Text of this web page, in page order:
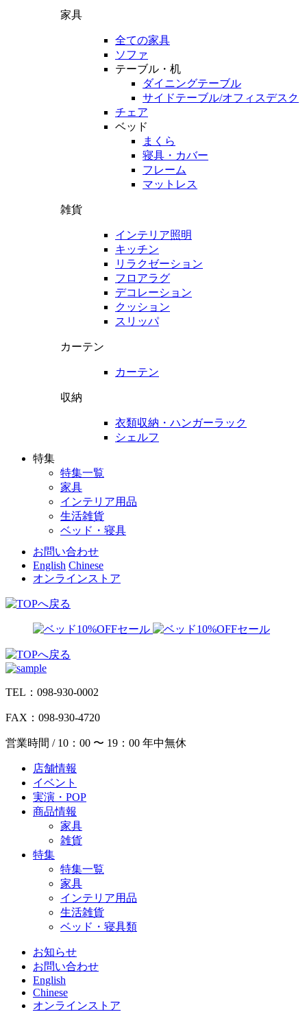
家具
全ての家具
ソファ
テーブル・机
ダイニングテーブル
サイドテーブル/オフィスデスク
チェア
ベッド
まくら
寝具・カバー
フレーム
マットレス
雑貨
インテリア照明
キッチン
リラクゼーション
フロアラグ
デコレーション
クッション
スリッパ
カーテン
カーテン
収納
衣類収納・ハンガーラック
シェルフ
特集
特集一覧
家具
インテリア用品
生活雑貨
ベッド・寝具
お問い合わせ
English Chinese
オンラインストア
TEL：098-930-0002
FAX：098-930-4720
営業時間 / 10：00 〜 19：00 年中無休
店舗情報
イベント
実演・POP
商品情報
家具
雑貨
特集
特集一覧
家具
インテリア用品
生活雑貨
ベッド・寝具類
お知らせ
お問い合わせ
English
Chinese
オンラインストア